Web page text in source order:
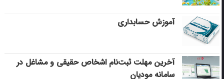
آموزش حسابداری
آخرین مهلت ثبت‌نام اشخاص حقیقی و مشاغل در
سامانه مودیان